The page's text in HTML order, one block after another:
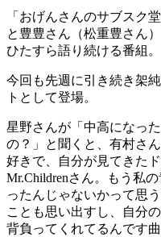
「おげんさんのサブスク
と豊豊さん（松重豊さん
ひたすら語り続ける番組。
今回も先週に引き続き架
トとして登場。
星野さんが「中高になっ
の？」と聞くと、有村さ
好きで、自分が見てきた
Mr.Childrenさん。もう私
ったんじゃないかって思
ことも思い出すし、自分
背負ってくれてるんです